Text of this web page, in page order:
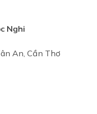
với hai chế độ xả:
tiểu, giúp tiết kiệm
năng xả sạch
thiết kế mỏng
Nghi
An, Cần Thơ